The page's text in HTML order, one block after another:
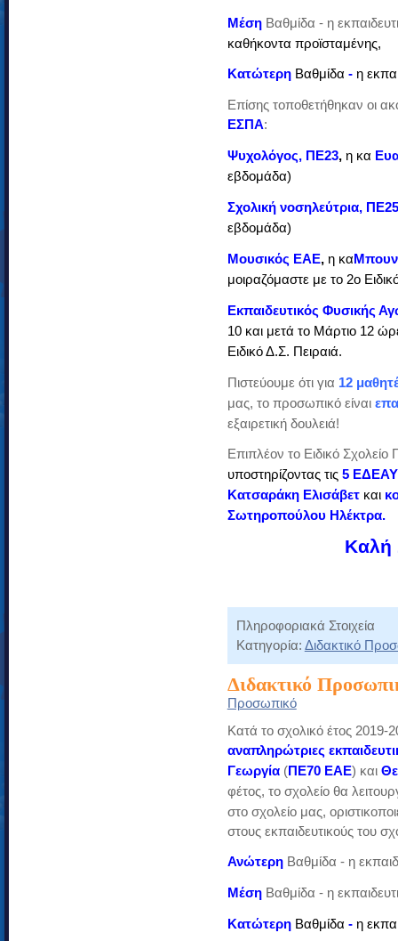
ΜέσηΒαθμίδα - η
καθήκοντα προϊσταμένης,
ΚατώτερηΒαθμίδα - η
Επίσης τοποθετήθηκαν οι
ΕΣΠΑ:
Ψυχολόγος, ΠΕ23, η κα
εβδομάδα)
Σχολική νοσηλεύτρια, ΠΕ25
εβδομάδα)
Μουσικός ΕΑΕ, η κα
μοιραζόμαστε με το 2ο
Εκπαιδευτικός Φυσικής
10 και μετά το Μάρτιο 12
Ειδικό Δ.Σ. Πειραιά.
Πιστεύουμε ότι για 12
μας, το προσωπικό είναι
εξαιρετική δουλειά!
Επιπλέον το Ειδικό Σχολείο
υποστηρίζοντας τις 5 ΕΔΕΑΥ
Κατσαράκη Ελισάβετκαι
Σωτηροπούλου Ηλέκτρα.
Καλή
Πληροφοριακά Στοιχεία
Κατηγορία: Διδακτικό
Διδακτικό
Προσωπικό
Κατά το σχολικό έτος 2019-
αναπληρώτριες
Γεωργία(ΠΕ70 ΕΑΕ) και
φέτος, το σχολείο θα
στο σχολείο μας,
στους εκπαιδευτικούς του
ΑνώτερηΒαθμίδα - η
ΜέσηΒαθμίδα - η
ΚατώτερηΒαθμίδα - η